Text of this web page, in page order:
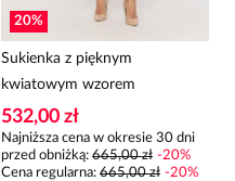
20%
Sukienka z pięknym
kwiatowym wzorem
532,00 zł
Najniższa cena w okresie 30 dni
przed obniżką: 665,00 zł -20%
Cena regularna: 665,00 zł -20%